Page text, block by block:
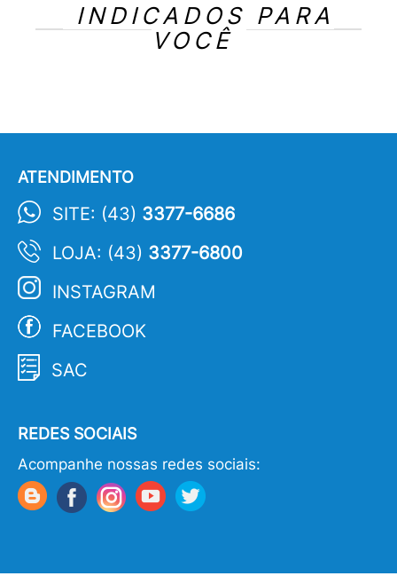
INDICADOS PARA
VOCÊ
ATENDIMENTO
SITE: (43) 3377-6686
LOJA: (43) 3377-6800
INSTAGRAM
FACEBOOK
SAC
REDES SOCIAIS
Acompanhe nossas redes sociais: